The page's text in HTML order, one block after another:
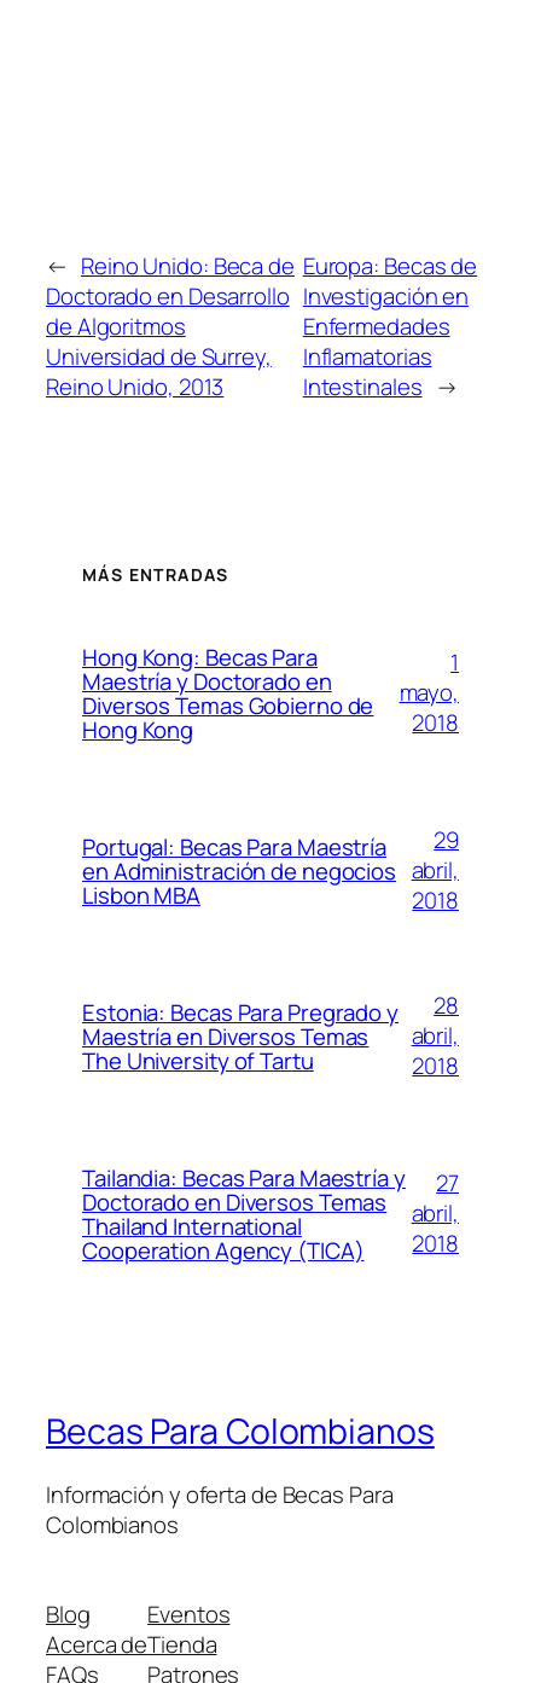
← Reino Unido: Beca de
Doctorado en Desarrollo
de Algoritmos
Universidad de Surrey,
Reino Unido, 2013
Europa: Becas de
Investigación en
Enfermedades
Inflamatorias
Intestinales →
MÁS ENTRADAS
Hong Kong: Becas Para
Maestría y Doctorado en
Diversos Temas Gobierno de
Hong Kong
1
mayo,
2018
Portugal: Becas Para Maestría
en Administración de negocios
Lisbon MBA
29
abril,
2018
Estonia: Becas Para Pregrado y
Maestría en Diversos Temas
The University of Tartu
28
abril,
2018
Tailandia: Becas Para Maestría y
Doctorado en Diversos Temas
Thailand International
Cooperation Agency (TICA)
27
abril,
2018
Becas Para Colombianos
Información y oferta de Becas Para
Colombianos
Blog
Acerca de
FAQs
Eventos
Tienda
Patrones